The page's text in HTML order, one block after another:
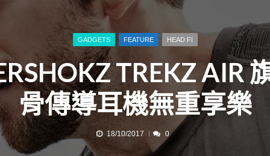
GADGETS FEATURE HEAD FI
TREKZ AIR
骨傳導耳機無重享樂
18/10/2017 0